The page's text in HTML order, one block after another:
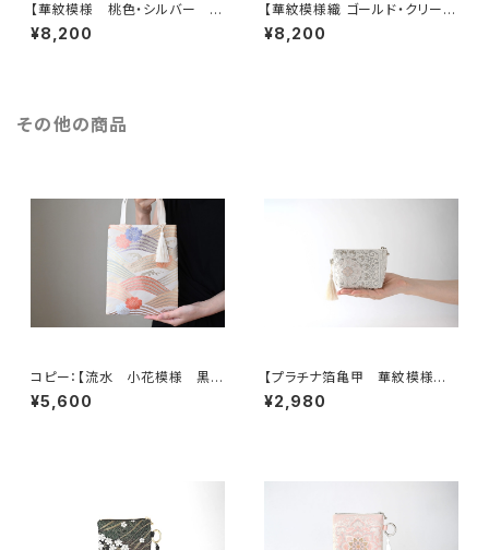
【華紋模様 桃色・シルバー シ
ルク帯リメイク スマホショル
ダーバッグ】日常使い、お呼ばれ
¥8,200
【華紋模様織 ゴールド・クリーム
色 シルク帯リメイク スマホ
ショルダーバッグ】日常使い、お
¥8,200
その他の商品
コピー：【流水 小花模様 黒
シルク 帯リメイク ミニサブバッ
ク フォーマルバック】日常使い、
¥5,600
【プラチナ箔亀甲 華紋模様
シルク帯リメイク ミニポーチ】
カードケース、ポーチ小さめ、ジ
¥2,980